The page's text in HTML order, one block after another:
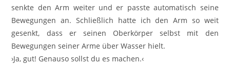
senkte den Arm weiter und er passte automatisch seine
Bewegungen an. Schließlich hatte ich den Arm so weit
gesenkt, dass er seinen Oberkörper selbst mit den
Bewegungen seiner Arme über Wasser hielt.
›Ja, gut! Genauso sollst du es machen.‹